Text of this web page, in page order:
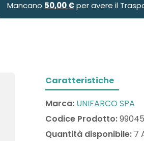
Mancano 50,00 €per avere il
Caratteristiche
Marca: UNIFARCO SPA
Codice Prodotto:
Quantità disponibile: 7